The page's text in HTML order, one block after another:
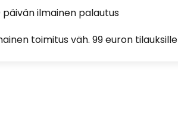
päivän ilmainen palautus
toimitus väh. 99 euron tilauksille